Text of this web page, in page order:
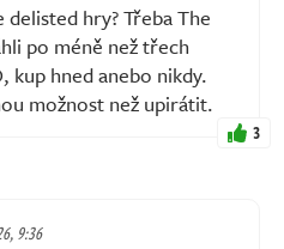
delisted hry? Třeba The
po méně než třech
kup hned anebo nikdy.
možnost než upirátit.
3
9:36